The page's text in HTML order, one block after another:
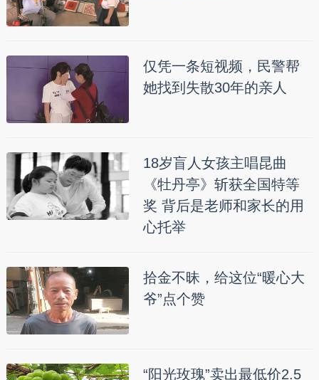
仅凭一条短视频，民警帮
她找到失散30年的亲人
18岁盲人女孩主唱昆曲
《牡丹亭》斩获全国特等
奖 背后是老师和家长的用
心托举
拾金不昧，给这位“暖心大
爷”点个赞
“阳光玫瑰”卖出最低价2.5